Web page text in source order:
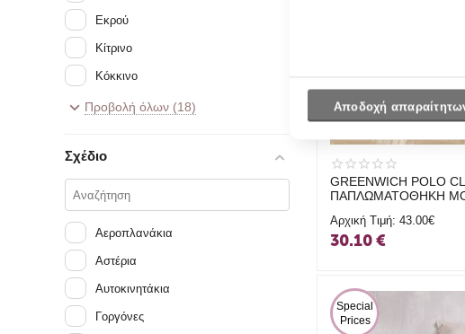
GREENWICH POLO
ΠΑΠΛΩΜΑΤΟΘΗΚΗ
Αρχική Τιμή:43.00€
30.10€
Special
Prices
Εκρού
Κίτρινο
Κόκκινο
Λευκό
Μέντα
μπλε
Πετρόλ
Πολύχρωμο
Πορτοκαλί
ροζ
Προβολή όλων (18)
Σχέδιο
Αεροπλανάκια
Αστέρια
Αυτοκινητάκια
Γοργόνες
Αποδοχή